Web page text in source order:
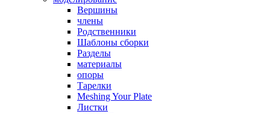
Вершины
члены
Родственники
Шаблоны сборки
Разделы
материалы
опоры
Тарелки
Meshing Your Plate
Листки